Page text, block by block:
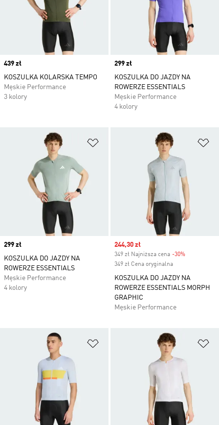
Price
439 zł
KOSZULKA KOLARSKA TEMPO
Męskie Performance
3 kolory
Price
299 zł
KOSZULKA DO JAZDY NA
ROWERZE ESSENTIALS
Męskie Performance
4 kolory
Dodaj do listy życzeń
Price
299 zł
KOSZULKA DO JAZDY NA
ROWERZE ESSENTIALS
Męskie Performance
4 kolory
Sale price
244,30 zł
349 zł Najniższa cena -30%
349 zł Cena oryginalna
KOSZULKA DO JAZDY NA
ROWERZE ESSENTIALS MORPH
GRAPHIC
Męskie Performance
Dodaj do listy życzeń